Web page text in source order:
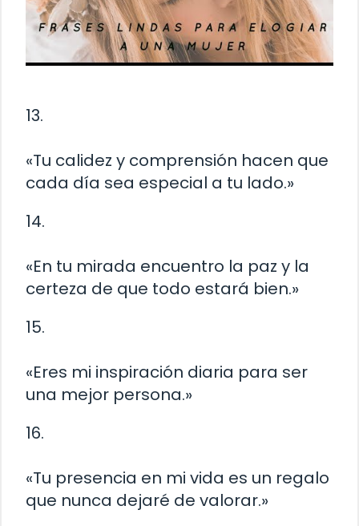
13.
«Tu calidez y comprensión hacen que
cada día sea especial a tu lado.»
14.
«En tu mirada encuentro la paz y la
certeza de que todo estará bien.»
15.
«Eres mi inspiración diaria para ser
una mejor persona.»
16.
«Tu presencia en mi vida es un regalo
que nunca dejaré de valorar.»